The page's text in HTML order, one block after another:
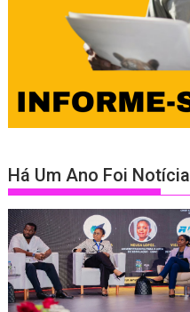
Há Um Ano Foi Notícia